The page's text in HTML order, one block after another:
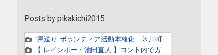
Posts by pikakichi2015